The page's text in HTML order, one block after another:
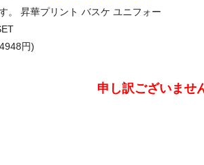
。 昇華プリント バスケ ユニフォー
円)
申し訳ございませ